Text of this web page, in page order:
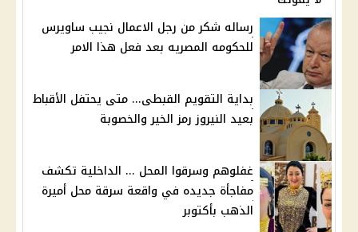
رساله شكر من رجل الاعمال نجيب ساويرس
للحكومه المصريه بعد فعل هذا الامر
بداية التقويم القبطى... متى يحتفل الأقباط
بعيد النيروز رمز الخير والخصوبة
غفلوهم وسرقوا المحل ... الداخلية تكشف
مفاجأة جديده في واقعة سرقة محل أميرة
الذهب بأكتوبر